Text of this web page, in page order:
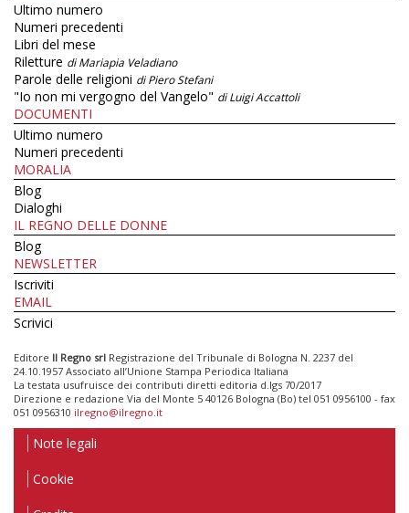
Ultimo numero
Numeri precedenti
Libri del mese
Riletture di Mariapia Veladiano
Parole delle religioni di Piero Stefani
"Io non mi vergogno del Vangelo" di Luigi Accattoli
DOCUMENTI
Ultimo numero
Numeri precedenti
MORALIA
Blog
Dialoghi
IL REGNO DELLE DONNE
Blog
NEWSLETTER
Iscriviti
EMAIL
Scrivici
Editore Il Regno srl Registrazione del Tribunale di Bologna N. 2237 del
24.10.1957 Associato all’Unione Stampa Periodica Italiana
La testata usufruisce dei contributi diretti editoria d.lgs 70/2017
Direzione e redazione Via del Monte 5 40126 Bologna (Bo) tel 051 0956100 - fax
051 0956310 ilregno@ilregno.it
Note legali
Cookie